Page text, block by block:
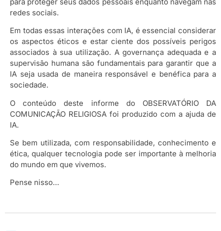
redes sociais.
Em todas essas interações com IA, é essencial considerar
os aspectos éticos e estar ciente dos possíveis perigos
associados à sua utilização. A governança adequada e a
supervisão humana são fundamentais para garantir que a
IA seja usada de maneira responsável e benéfica para a
sociedade.
O conteúdo deste informe do OBSERVATÓRIO DA
COMUNICAÇÃO RELIGIOSA foi produzido com a ajuda de
IA.
Se bem utilizada, com responsabilidade, conhecimento e
ética, qualquer tecnologia pode ser importante à melhoria
do mundo em que vivemos.
Pense nisso…